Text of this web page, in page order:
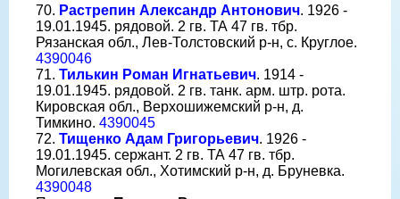
70. Растрепин Александр Антонович. 1926 -
19.01.1945. рядовой. 2 гв. ТА 47 гв. тбр.
Рязанская обл., Лев-Толстовский р-н, с. Круглое.
4390046
71. Тилькин Роман Игнатьевич. 1914 -
19.01.1945. рядовой. 2 гв. танк. арм. штр. рота.
Кировская обл., Верхошижемский р-н, д.
Тимкино. 4390045
72. Тищенко Адам Григорьевич. 1926 -
19.01.1945. сержант. 2 гв. ТА 47 гв. тбр.
Могилевская обл., Хотимский р-н, д. Бруневка.
4390048